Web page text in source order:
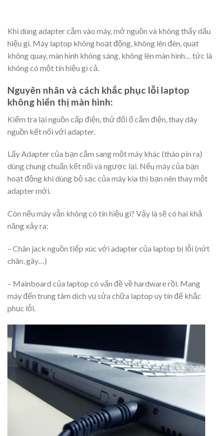
Khi dùng adapter cắm vào máy, mở nguồn và không thấy dấu
hiệu gì. Máy laptop không hoạt động, không lên đèn, quạt
không quay, màn hình không sáng, không lên màn hình… tức là
không có một tín hiệu gì cả.
Nguyên nhân và cách khắc phục lỗi laptop
không hiển thị màn hình:
Kiểm tra lại nguồn cấp điện, thử đổi ổ cắm điện, thay dây
nguồn kết nối với adapter.
Lấy Adapter của bạn cắm sang một máy khác (tháo pin ra)
dùng chung chuẩn kết nối và ngược lại. Nếu máy của bạn
hoạt động khi dùng bộ sạc của máy kia thì bạn nên thay một
adapter mới.
Còn nếu máy vẫn không có tín hiệu gì? Vậy là sẽ có hai khả
năng xảy ra:
– Chân jack nguồn tiếp xúc với adapter của laptop bị lỗi (nứt
chân, gãy…)
– Mainboard của laptop có vấn đề về hardware rồi. Mang
máy đến trung tâm dịch vụ sửa chữa laptop uy tín để khắc
phục lỗi.